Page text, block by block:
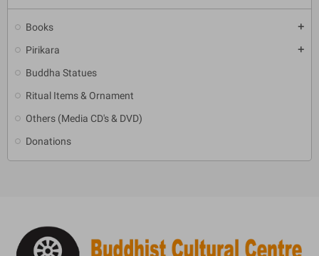
Books add
Pirikara add
Buddha Statues
Ritual Items & Ornament
Others (Media CD's & DVD)
Donations